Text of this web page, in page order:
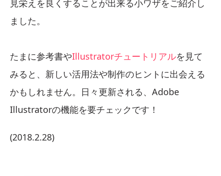
見栄えを良くすることが出来る小ワザをご紹介し
ました。
たまに参考書やIllustratorチュートリアルを見て
みると、新しい活用法や制作のヒントに出会える
かもしれません。日々更新される、Adobe
Illustratorの機能を要チェックです！
(2018.2.28)